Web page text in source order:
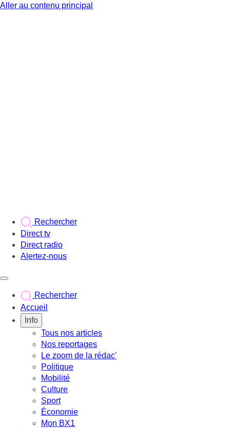
Aller au contenu principal
Rechercher
Direct tv
Direct radio
Alertez-nous
Rechercher
Accueil
Info
Tous nos articles
Nos reportages
Le zoom de la rédac'
Politique
Mobilité
Culture
Sport
Économie
Mon BX1